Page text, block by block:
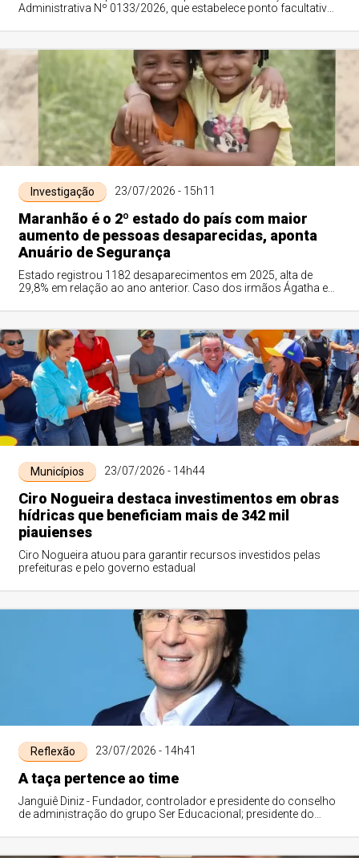
Administrativa Nº 0133/2026, que estabelece ponto facultativo
Investigação 23/07/2026 - 15h11
Maranhão é o 2º estado do país com maior
aumento de pessoas desaparecidas, aponta
Anuário de Segurança
Estado registrou 1182 desaparecimentos em 2025, alta de
29,8% em relação ao ano anterior. Caso dos irmãos Ágatha e
Municípios 23/07/2026 - 14h44
Ciro Nogueira destaca investimentos em obras
hídricas que beneficiam mais de 342 mil
piauienses
Ciro Nogueira atuou para garantir recursos investidos pelas
prefeituras e pelo governo estadual
Reflexão 23/07/2026 - 14h41
A taça pertence ao time
Janguiê Diniz - Fundador, controlador e presidente do conselho
de administração do grupo Ser Educacional; presidente do